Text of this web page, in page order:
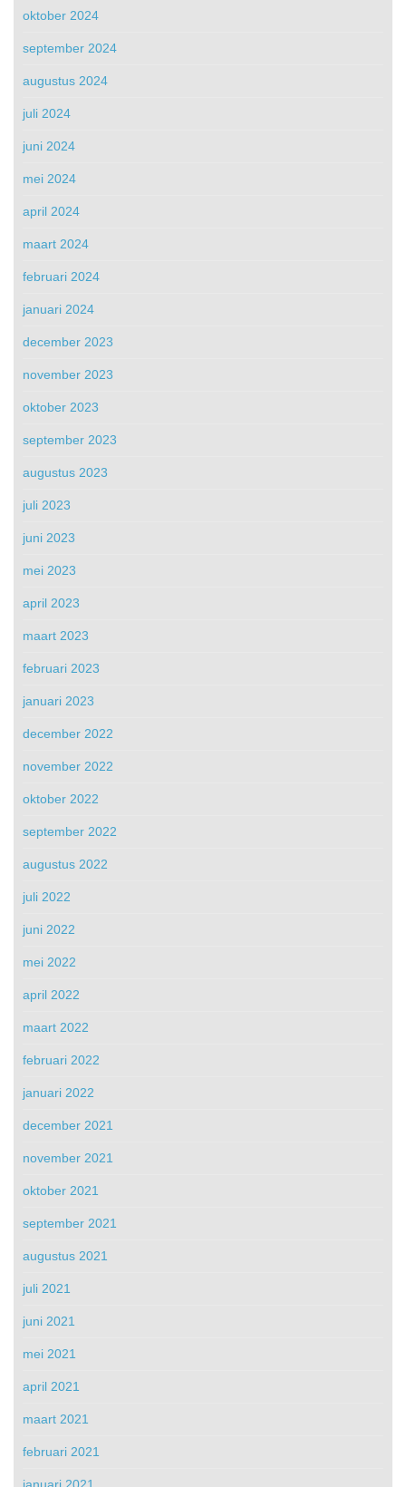
oktober 2024
september 2024
augustus 2024
juli 2024
juni 2024
mei 2024
april 2024
maart 2024
februari 2024
januari 2024
december 2023
november 2023
oktober 2023
september 2023
augustus 2023
juli 2023
juni 2023
mei 2023
april 2023
maart 2023
februari 2023
januari 2023
december 2022
november 2022
oktober 2022
september 2022
augustus 2022
juli 2022
juni 2022
mei 2022
april 2022
maart 2022
februari 2022
januari 2022
december 2021
november 2021
oktober 2021
september 2021
augustus 2021
juli 2021
juni 2021
mei 2021
april 2021
maart 2021
februari 2021